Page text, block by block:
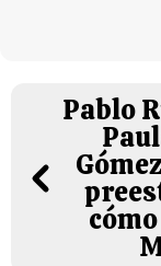
Pablo